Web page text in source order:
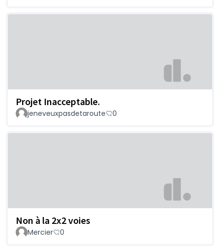
Projet Inacceptable.
jeneveuxpasdetaroute 0
Non à la 2x2 voies
Mercier 0